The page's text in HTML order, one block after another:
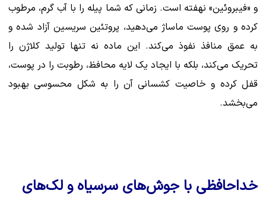
و «فیبروئین» نهفته است. زمانی که شما پیله را با آب گرم، مرطوب
کرده و روی پوست ماساژ می‌دهید، پروتئین سریسین آزاد شده و
به عمق منافذ نفوذ می‌کند. این ماده نه تنها تولید کلاژن را
تحریک می‌کند، بلکه با ایجاد یک لایه محافظ، رطوبت را در پوست،
قفل کرده و خاصیت کشسانی آن را به شکل محسوسی بهبود
می‌بخشد.
خداحافظی با جوش‌های سرسیاه و لک‌های